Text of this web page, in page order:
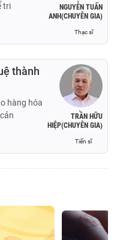
NGUYỄN TUẤN
ANH(CHUYÊN GIA)
Thạc sĩ
tri
TRẦN HỮU
HIỆP(CHUYÊN GIA)
Tiến sĩ
thành
hàng hóa